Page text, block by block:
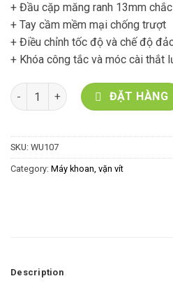
+ Đầu cặp măng ranh 13mm
+ Tay cầm mềm mại chống trượt
+ Điều chỉnh tốc độ và chế độ
+ Khóa công tắc và móc cài thắt
MÁY KHOAN 650W 13MM WU107 -
ĐẶT HÀNG
SKU: WU107
Category: Máy khoan, vặn vít
Description